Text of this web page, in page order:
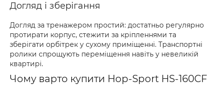
Догляд і зберігання
Догляд за тренажером простий: достатньо регулярно
протирати корпус, стежити за кріпленнями та
зберігати орбітрек у сухому приміщенні. Транспортні
ролики спрощують переміщення навіть у невеликій
квартирі.
Чому варто купити Hop-Sport HS-160CF